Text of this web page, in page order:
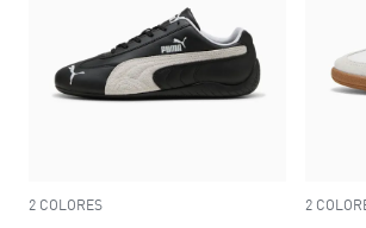
2 COLORES 2